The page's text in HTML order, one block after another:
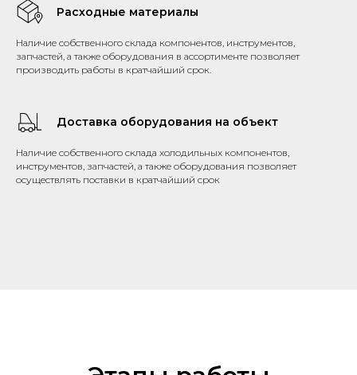
Расходные материалы
Наличие собственного склада компонентов, инструментов,
запчастей, а также оборудования в ассортименте позволяет
производить работы в кратчайший срок.
Доставка оборудования на объект
Наличие собственного склада холодильных компонентов,
инструментов, запчастей, а также оборудования позволяет
осуществлять поставки в кратчайший срок